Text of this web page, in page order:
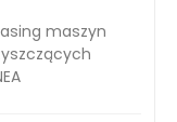
maszyn